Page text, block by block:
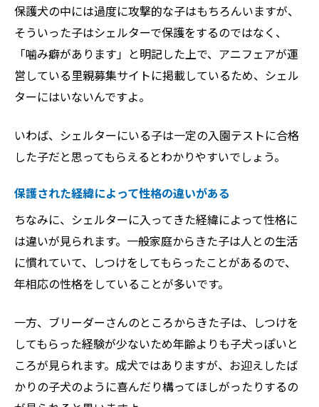
保護犬の中には過度に攻撃的な子はもちろんいますが、
そういった子はシェルターで保護をするのではなく、
「噛み癖があります」と明記した上で、アニフェアが運
営している里親募集サイトに掲載しているため、シェル
ターにはいないんですよ。
いわば、シェルターにいる子は一定の入園テストに合格
した子だと思ってもらえるとわかりやすいでしょう。
保護された経緯によって性格の違いがある
ちなみに、シェルターに入ってきた経緯によって性格に
は違いが見られます。一般家庭からきた子は人との生活
に慣れていて、しつけをしてもらったことがあるので、
年相応の性格をしていることが多いです。
一方、ブリーダーさんのところからきた子は、しつけを
してもらった経験が少ないため年齢よりも子犬っぽいと
ころが見られます。成犬ではありますが、お迎えしたば
かりの子犬のように喜んだり構ってほしがったりするの